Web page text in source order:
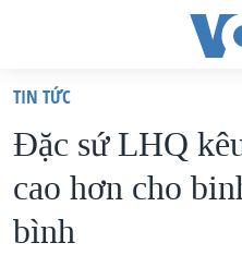
truy
cập
Tới
nội
VIỆT NAM
HOA KỲ
BIỂN ĐÔNG
TIN TỨC
Ðặc sứ LHQ
cao hơn cho
bình